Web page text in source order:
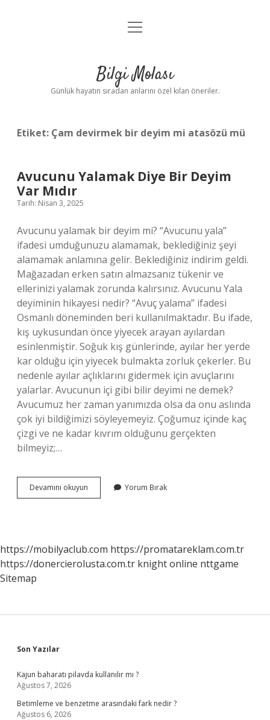
Anasayfa
Yasal Uyarı
menüyü
Bilgi Molası
Günlük hayatın sıradan anlarını özel kılan öneriler.
Etiket: Çam devirmek bir deyim mi atasözü mü
Avucunu Yalamak Diye Bir Deyim
Var Mıdır
Tarih: Nisan 3, 2025
Avucunu yalamak bir deyim mi? “Avucunu yala”
ifadesi umduğunuzu alamamak, beklediğiniz şeyi
alamamak anlamına gelir. Beklediğiniz indirim geldi.
Mağazadan erken satın almazsanız tükenir ve
ellerinizi yalamak zorunda kalırsınız. Avucunu Yala
deyiminin hikayesi nedir? “Avuç yalama” ifadesi
Osmanlı döneminden beri kullanılmaktadır. Bu ifade,
kış uykusundan önce yiyecek arayan ayılardan
esinlenmiştir. Soğuk kış günlerinde, ayılar her yerde
kar olduğu için yiyecek bulmakta zorluk çekerler. Bu
nedenle ayılar açlıklarını gidermek için avuçlarını
yalarlar. Avucunun içi gibi bilir deyimi ne demek?
Avucumuz her zaman yanımızda olsa da onu aslında
çok iyi bildiğimizi söyleyemeyiz. Çoğumuz içinde kaç
çizgi ve ne kadar kıvrım olduğunu gerçekten
bilmeyiz;…
Devamını okuyun Avucunu
Yalamak
Mıdır
Yorum Bırak
https://mobilyaclub.com https://promatareklam.com.tr
https://donercierolusta.com.tr knight online nttgame
Sitemap
Sidebar
Son Yazılar
Kajun baharatı pilavda kullanılır mı ?
Ağustos 7, 2026
Betimleme ve benzetme arasındaki fark nedir ?
Ağustos 6, 2026